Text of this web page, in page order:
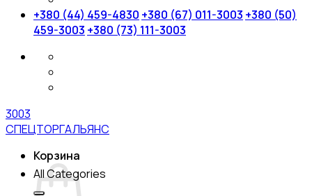
+380 (44) 459-4830 +380 (67) 011-3003 +380 (50)
459-3003 +380 (73) 111-3003
3003
СПЕЦТОРГАЛЬЯНС
Корзина
All Categories